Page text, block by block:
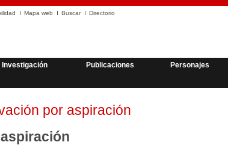
Mapa web Buscar Directorio
Investigación Publicaciones
Personajes
por aspiración